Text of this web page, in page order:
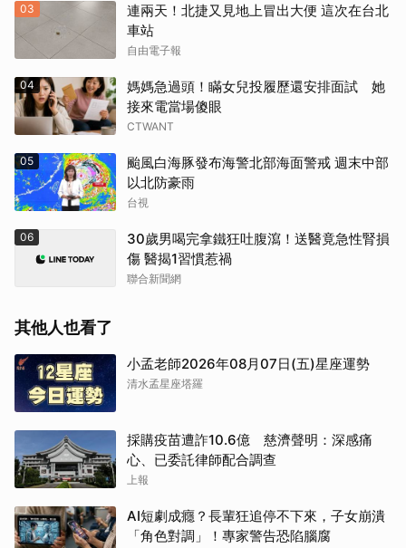
03
連兩天！北捷又見地上冒出大便 這次在台北
車站
自由電子報
04
媽媽急過頭！瞞女兒投履歷還安排面試 她
接來電當場傻眼
CTWANT
05
颱風白海豚發布海警北部海面警戒 週末中部
以北防豪雨
台視
06
30歲男喝完拿鐵狂吐腹瀉！送醫竟急性腎損
傷 醫揭1習慣惹禍
聯合新聞網
其他人也看了
小孟老師2026年08月07日(五)星座運勢
清水孟星座塔羅
採購疫苗遭詐10.6億 慈濟聲明：深感痛
心、已委託律師配合調查
上報
AI短劇成癮？長輩狂追停不下來，子女崩潰
「角色對調」！專家警告恐陷腦腐
取消